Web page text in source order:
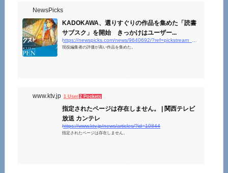
NewsPicks
KADOKAWA、選りすぐりの作品を集めた「読書
サブスク」を開始 きっかけはユーザー...
現役編集者の評価が高い作品を集めた。
www.ktv.jp 1 User 2 Pockets
指定されたページは存在しません。 | 関西テレビ
放送 カンテレ
https://www.ktv.jp/news/articles/?id=10844
指定されたページは存在しません。